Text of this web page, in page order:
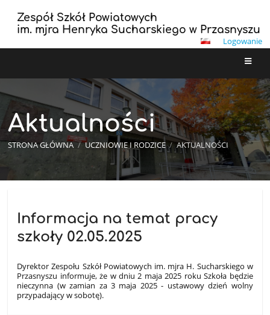
Zespół Szkół Powiatowych
im. mjra Henryka Sucharskiego w Przasnyszu
Logowanie
Aktualności
STRONA GŁÓWNA / UCZNIOWIE I RODZICE / AKTUALNOŚCI
Informacja na temat pracy
szkoły 02.05.2025
Dyrektor Zespołu Szkół Powiatowych im. mjra H. Sucharskiego w
Przasnyszu informuje, że w dniu 2 maja 2025 roku Szkoła będzie
nieczynna (w zamian za 3 maja 2025 - ustawowy dzień wolny
przypadający w sobotę).